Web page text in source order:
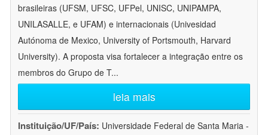
brasileiras (UFSM, UFSC, UFPel, UNISC, UNIPAMPA,
UNILASALLE, e UFAM) e internacionais (Univesidad
Autónoma de Mexico, University of Portsmouth, Harvard
University). A proposta visa fortalecer a integração entre os
membros do Grupo de T...
leia mais
Instituição/UF/País: Universidade Federal de Santa Maria -